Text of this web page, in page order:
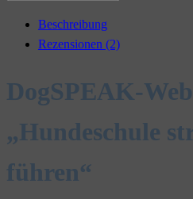
Beschreibung
Rezensionen (2)
DogSPEAK-
„Hundeschule
führen“